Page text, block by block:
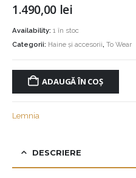
1.490,00 lei
Availability: 1 în stoc
Categorii: Haine și accesorii, To Wear
ADAUGĂ ÎN COȘ
Lemnia
DESCRIERE